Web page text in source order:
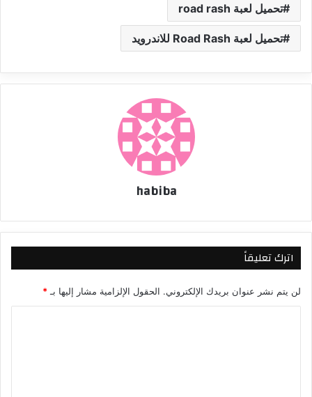
تحميل لعبة road rash
تحميل لعبة Road Rash للاندرويد
habiba
اترك تعليقاً
لن يتم نشر عنوان بريدك الإلكتروني. الحقول الإلزامية مشار إليها بـ *